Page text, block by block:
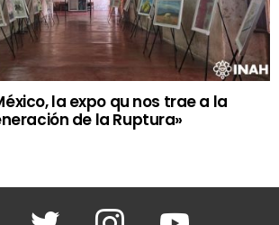
la expo qu nos trae a la
de la Ruptura»
Twitter Instagram Youtube